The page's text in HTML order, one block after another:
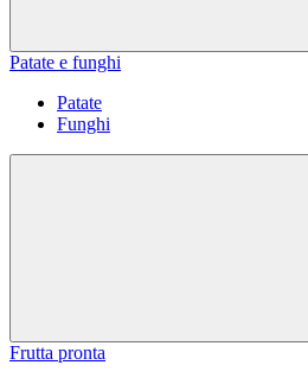
Patate e funghi
Patate
Funghi
Frutta pronta